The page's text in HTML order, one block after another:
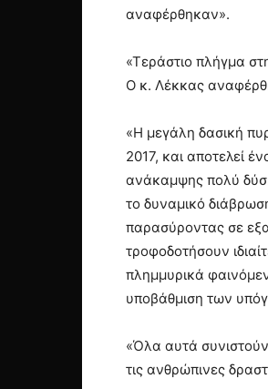
αναφέρθηκαν».
«Τεράστιο πλήγμα
Ο κ. Λέκκας
«Η μεγάλη δασική
2017, και αποτελεί
ανάκαμψης πολύ
το δυναμικό
παρασύροντας σε
τροφοδοτήσουν
πλημμυρικά
υποβάθμιση των
«Όλα αυτά
τις ανθρώπινες